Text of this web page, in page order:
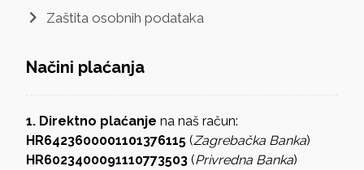
Zaštita osobnih podataka
Načini plaćanja
1. Direktno plaćanje na naš račun:
HR6423600001101376115(Zagrebačka Banka)
HR6023400091110773503(Privredna Banka)